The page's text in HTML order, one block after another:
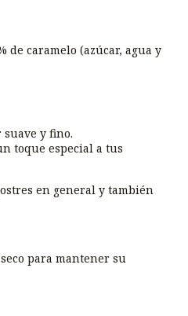
de caramelo (azúcar, agua y
y fino.
toque especial a tus
en general y también
para mantener su